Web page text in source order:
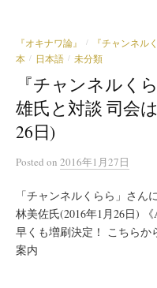
『オキナワ論』 / 『チャンネル
本 / 日本語 / 未分類
『チャンネルく
雄氏と対談 司会
26日)
Posted on 2016年1月27日
「チャンネルくらら」さ
林美佐氏(2016年1月26日)
早くも増刷決定！ こちら
案内